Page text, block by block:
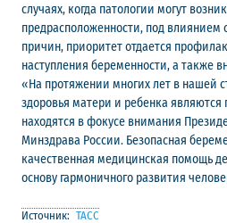
случаях, когда патологии могут
предрасположенности, под влиянием
причин, приоритет отдается
наступления беременности, а также
«На протяжении многих лет в нашей
здоровья матери и ребенка являются
находятся в фокусе внимания
Минздрава России. Безопасная
качественная медицинская помощь
основу гармоничного развития
Источник: ТАСС